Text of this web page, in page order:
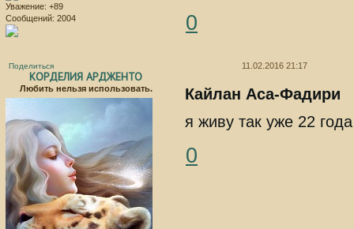
Уважение: +89
Сообщений: 2004 0
Поделиться 11.02.2016 21:17
КОРДЕЛИЯ АРДЖЕНТО
Любить нельзя использовать.
Кайлан Аса-Фадири
я живу так уже 22
0